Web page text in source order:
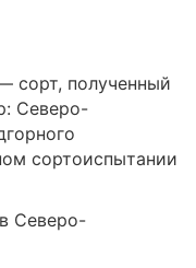
сорт, полученный
Северо-
сортоиспытании
Северо-